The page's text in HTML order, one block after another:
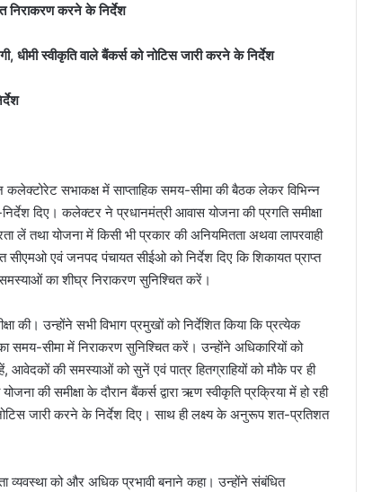
निराकरण करने के निर्देश
धीमी स्वीकृति वाले बैंकर्स को नोटिस जारी करने के निर्देश
सभाकक्ष में साप्ताहिक समय-सीमा की बैठक लेकर विभिन्न
दिए। कलेक्टर ने प्रधानमंत्री आवास योजना की प्रगति समीक्षा
लें तथा योजना में किसी भी प्रकार की अनियमितता अथवा लापरवाही
सीएमओ एवं जनपद पंचायत सीईओ को निर्देश दिए कि शिकायत प्राप्त
का शीघ्र निराकरण सुनिश्चित करें।
की। उन्होंने सभी विभाग प्रमुखों को निर्देशित किया कि प्रत्येक
सीमा में निराकरण सुनिश्चित करें। उन्होंने अधिकारियों को
आवेदकों की समस्याओं को सुनें एवं पात्र हितग्राहियों को मौके पर ही
की समीक्षा के दौरान बैंकर्स द्वारा ऋण स्वीकृति प्रक्रिया में हो रही
जारी करने के निर्देश दिए। साथ ही लक्ष्य के अनुरूप शत-प्रतिशत
को और अधिक प्रभावी बनाने कहा। उन्होंने संबंधित